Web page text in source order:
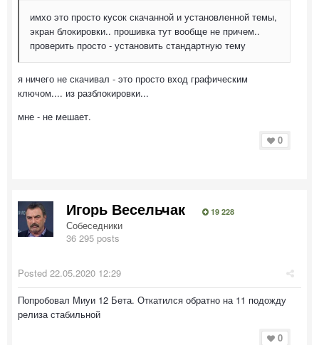
имхо это просто кусок скачанной и установленной темы,
экран блокировки.. прошивка тут вообще не причем..
проверить просто - установить стандартную тему
я ничего не скачивал - это просто вход графическим
ключом.... из разблокировки...
мне - не мешает.
0
Игорь Весельчак 19 228
Собеседники
36 295 posts
Posted 22.05.2020 12:29
Попробовал Миуи 12 Бета. Откатился обратно на 11 подожду
релиза стабильной
0